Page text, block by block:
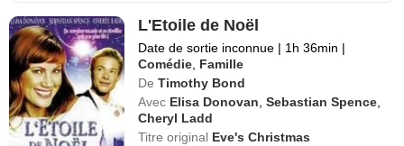
L'Etoile de Noël
Date de sortie inconnue | 1h 36min |
Comédie Famille
De Timothy Bond
Avec Elisa Donovan ,Sebastian Spence
Cheryl Ladd
Titre original Eve's Christmas